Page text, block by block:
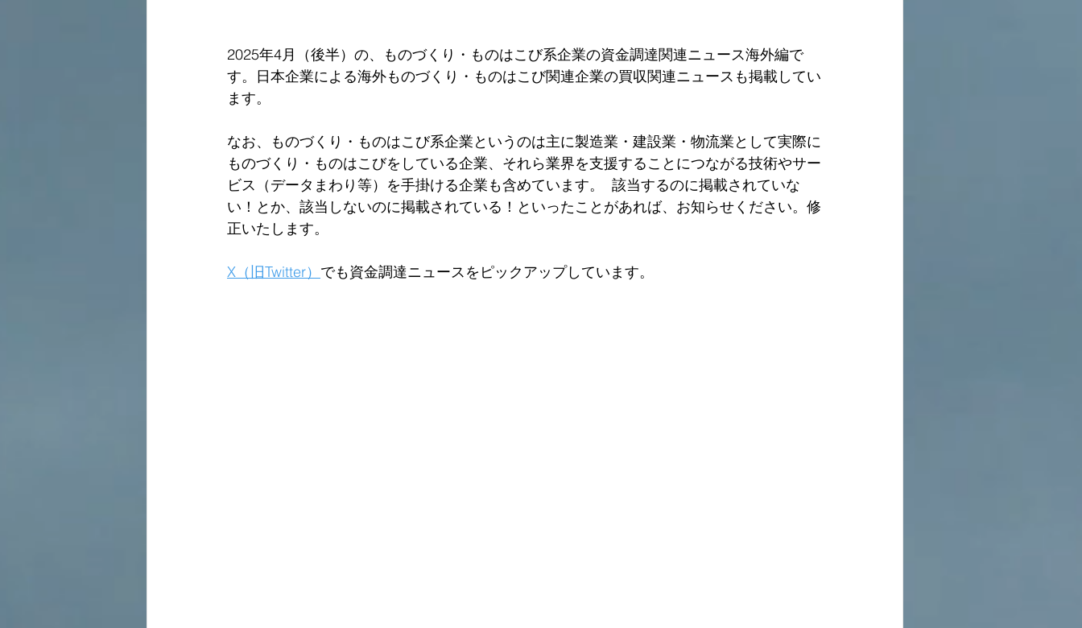
2025年4月（後半）の、ものづくり・ものはこび系企業の資金調達関連ニュース海外編で
す。日本企業による海外ものづくり・ものはこび関連企業の買収関連ニュースも掲載してい
ます。
なお、ものづくり・ものはこび系企業というのは主に製造業・建設業・物流業として実際に
ものづくり・ものはこびをしている企業、それら業界を支援することにつながる技術やサー
ビス（データまわり等）を手掛ける企業も含めています。  該当するのに掲載されていな
い！とか、該当しないのに掲載されている！といったことがあれば、お知らせください。修
正いたします。
X（旧Twitter） でも資金調達ニュースをピックアップしています。